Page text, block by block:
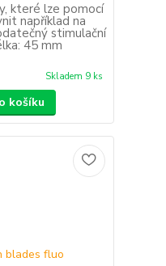
které lze pomocí
například na
stimulační
45 mm
Skladem 9 ks
košíku